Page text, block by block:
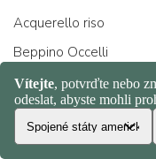
Acquerello riso
Beppino Occelli
Arrigoni formaggi
Salumificio Pedrazzoli
Domori